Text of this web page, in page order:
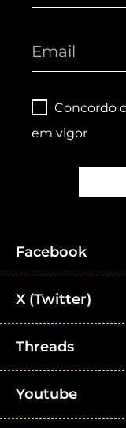
Concordo
em vigor
Facebook
X (Twitter)
Threads
Youtube